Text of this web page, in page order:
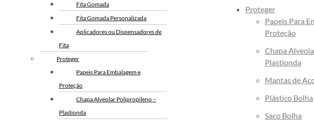
Fita Gomada
Fita Gomada Personalizada
Aplicadores ou Dispensadores de
Fita
Proteger
Papeis Para Embalagem e
Proteção
Chapa Alveolar Polipropileno –
Plastionda
Proteger
Papeis Para
Proteção
Chapa
Plastionda
Mantas de
Plástico Bolha
Saco Bolha